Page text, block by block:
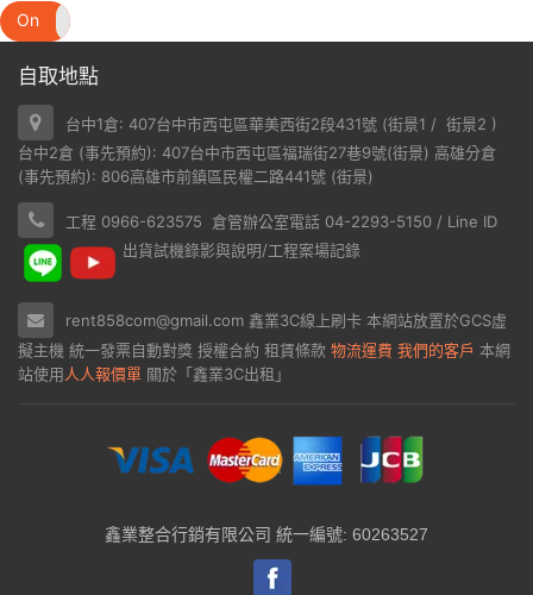
On
自取地點
台中1倉: 407台中市西屯區華美西街2段431號 (街景1 / 街景2 )
台中2倉 (事先預約): 407台中市西屯區福瑞街27巷9號(街景) 高雄分倉
(事先預約): 806高雄市前鎮區民權二路441號 (街景)
工程 0966-623575 倉管辦公室電話 04-2293-5150 / Line ID
出貨試機錄影與說明/工程案場記錄
rent858com@gmail.com 鑫業3C線上刷卡 本網站放置於GCS虛
擬主機 統一發票自動對獎 授權合約 租賃條款 物流運費 我們的客戶 本網
站使用人人報價單 關於「鑫業3C出租」
鑫業整合行銷有限公司 統一編號: 60263527